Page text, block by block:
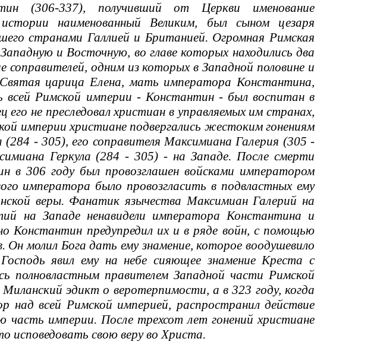
337), получивший от Церкви именование
наименованный Великим, был сыном цезаря
странами Галлией и Британией. Огромная Римская
и Восточную, во главе которых находились два
одним из которых в Западной половине и
царица Елена, мать императора Константина,
всей Римской империи - Константин - был воспитан в
не преследовал христиан в управляемых им странах,
империи христиане подвергались жестоким гонениям
- 305), его соправителя Максимиана Галерия (305 -
Геркула (284 - 305) - на Западе. После смерти
в 306 году был провозглашен войсками императором
императора было провозгласить в подвластных ему
веры. Фанатик язычества Максимиан Галерий на
на Западе ненавидели императора Константина и
Константин предупредил их и в ряде войн, с помощью
Он молил Бога дать ему знамение, которое воодушевило
явил ему на небе сияющее знамение Креста с
полновластным правителем Западной части Римской
эдикт о веротерпимости, а в 323 году, когда
над всей Римской империей, распространил действие
часть империи. После трехсот лет гонений христиане
исповедовать свою веру во Христа.